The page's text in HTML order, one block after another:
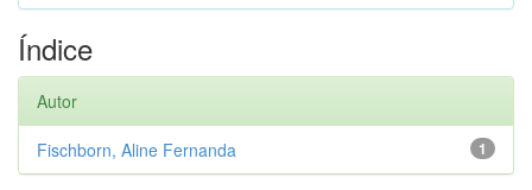
Índice
Autor
1
Fischborn, Aline Fernanda